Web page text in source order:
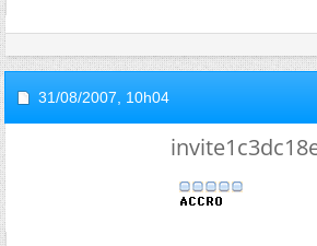
31/08/2007, 10h04